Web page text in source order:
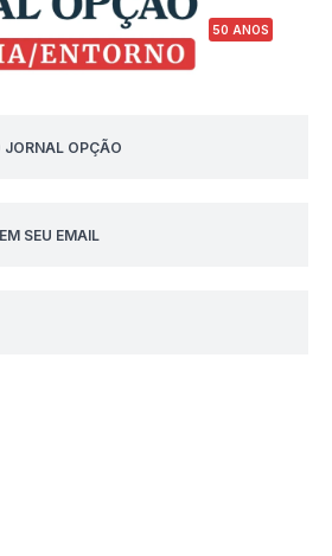
50 ANOS
JORNAL OPÇÃO
SEU EMAIL